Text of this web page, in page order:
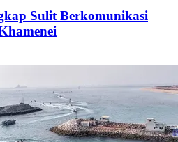
Sulit Berkomunikasi